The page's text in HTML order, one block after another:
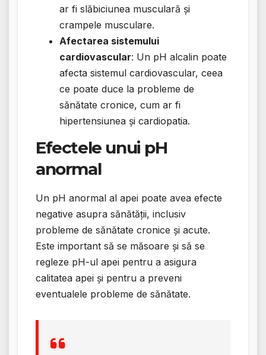
ar fi slăbiciunea musculară și
crampele musculare.
Afectarea sistemului
cardiovascular: Un pH alcalin poate
afecta sistemul cardiovascular, ceea
ce poate duce la probleme de
sănătate cronice, cum ar fi
hipertensiunea și cardiopatia.
Efectele unui pH
anormal
Un pH anormal al apei poate avea efecte
negative asupra sănătății, inclusiv
probleme de sănătate cronice și acute.
Este important să se măsoare și să se
regleze pH-ul apei pentru a asigura
calitatea apei și pentru a preveni
eventualele probleme de sănătate.